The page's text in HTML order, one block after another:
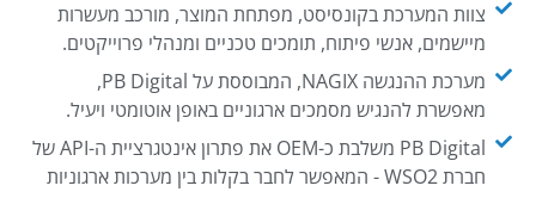
צוות המערכת בקונסיסט, מפתחת המוצר, מורכב מעשרות
מיישמים, אנשי פיתוח, תומכים טכניים ומנהלי פרוייקטים.
מערכת ההנגשה NAGIX, המבוססת על PB Digital,
מאפשרת להנגיש מסמכים ארגוניים באופן אוטומטי ויעיל.
PB Digital משלבת כ-OEM את פתרון אינטגרציית ה-API של
חברת WSO2 - המאפשר לחבר בקלות בין מערכות ארגוניות